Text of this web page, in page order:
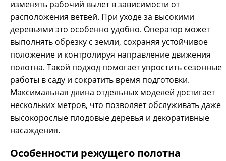
изменять рабочий вылет в зависимости от
расположения ветвей. При уходе за высокими
деревьями это особенно удобно. Оператор может
выполнять обрезку с земли, сохраняя устойчивое
положение и контролируя направление движения
полотна. Такой подход помогает упростить сезонные
работы в саду и сократить время подготовки.
Максимальная длина отдельных моделей достигает
нескольких метров, что позволяет обслуживать даже
высокорослые плодовые деревья и декоративные
насаждения.
Особенности режущего полотна